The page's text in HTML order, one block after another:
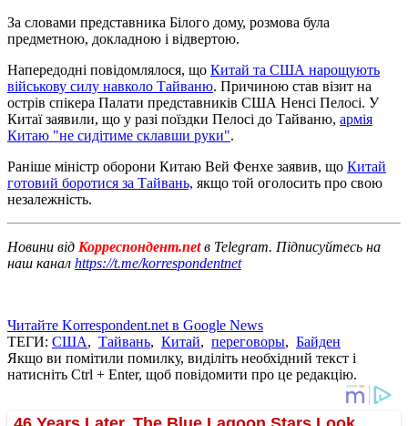
За словами представника Білого дому, розмова була
предметною, докладною і відвертою.
Напередодні повідомлялося, що Китай та США нарощують
військову силу навколо Тайваню. Причиною став візит на
острів спікера Палати представників США Ненсі Пелосі. У
Китаї заявили, що у разі поїздки Пелосі до Тайваню, армія
Китаю "не сидітиме склавши руки".
Раніше міністр оборони Китаю Вей Фенхе заявив, що Китай
готовий боротися за Тайвань, якщо той оголосить про свою
незалежність.
Новини від Корреспондент.netв Telegram. Підписуйтесь на
наш канал https://t.me/korrespondentnet
Читайте Korrespondent.net в Google News
ТЕГИ: США, Тайвань, Китай, переговоры, Байден
Якщо ви помітили помилку, виділіть необхідний текст і
натисніть Ctrl + Enter, щоб повідомити про це редакцію.